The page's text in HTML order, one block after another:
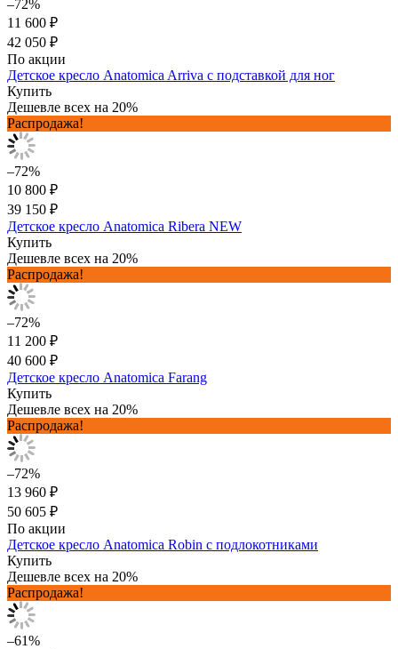
–72%
11 600 ₽
42 050 ₽
По акции
Детское кресло Anatomica Arriva с подставкой для ног
Купить
Дешевле всех на 20%
Распродажа!
–72%
10 800 ₽
39 150 ₽
Детское кресло Anatomica Ribera NEW
Купить
Дешевле всех на 20%
Распродажа!
–72%
11 200 ₽
40 600 ₽
Детское кресло Anatomica Farang
Купить
Дешевле всех на 20%
Распродажа!
–72%
13 960 ₽
50 605 ₽
По акции
Детское кресло Anatomica Robin с подлокотниками
Купить
Дешевле всех на 20%
Распродажа!
–61%